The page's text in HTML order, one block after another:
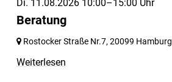
Di. 11.08.2026 10:00–15:00 Uhr
Beratung
Rostocker Straße Nr.7, 20099 Hamburg
Weiterlesen